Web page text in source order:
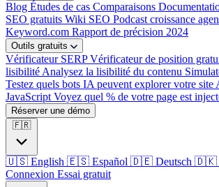
Blog Études de cas Comparaisons
SEO gratuits Wiki SEO Podcast croissance
Keyword.com Rapport de précision 2024
Outils gratuits
Vérificateur SERPVérificateur de position
lisibilité Analysez la lisibilité du contenu
Testez quels bots IA peuvent explorer votre site
JavaScript Voyez quel % de votre page est
Réserver une démo
🇫🇷
🇺🇸 English 🇪🇸 Español 🇩🇪 Deutsch 🇩🇰
Connexion Essai gratuit